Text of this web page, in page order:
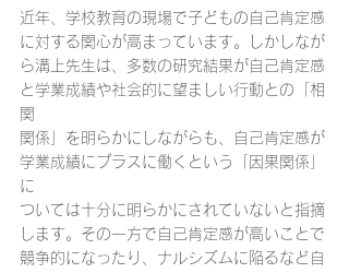
近年、学校教育の現場で子どもの自己肯定感
に対する関心が高まっています。しかしなが
ら溝上先生は、多数の研究結果が自己肯定感
と学業成績や社会的に望ましい行動との「相
関
関係」を明らかにしながらも、自己肯定感が
学業成績にプラスに働くという「因果関係」
に
ついては十分に明らかにされていないと指摘
します。その一方で自己肯定感が高いことで
競争的になったり、ナルシズムに陥るなど自